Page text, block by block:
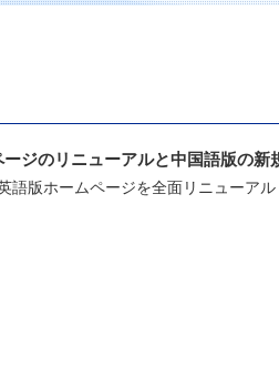
ジのリニューアルと中国語版の新
語版ホームページを全面リニューア